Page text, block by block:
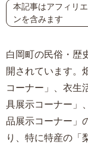
本記事はアフィリ
ンを含みます
白岡町の民俗・歴
開されています。
コーナー」、衣生
具展示コーナー」
品展示コーナー」
り、特に特産の「